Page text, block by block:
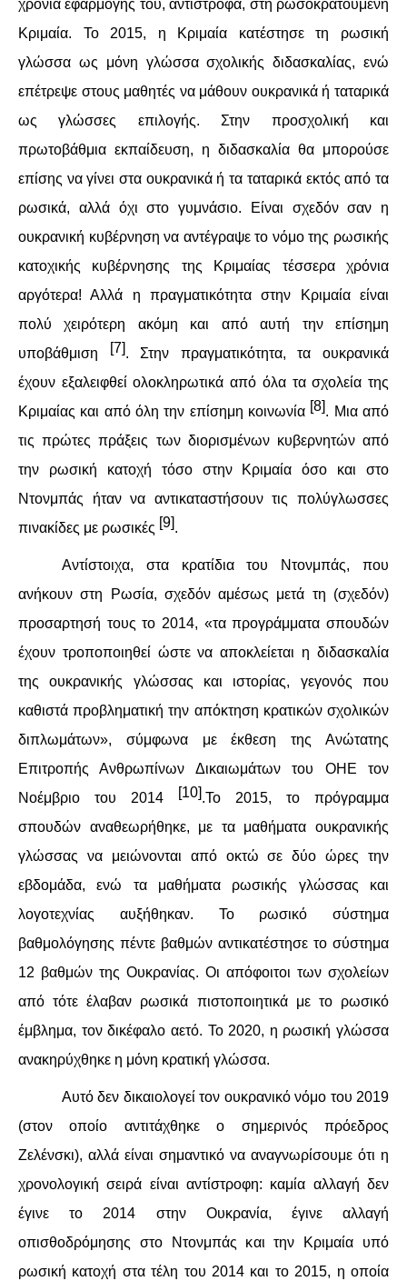
χρόνια εφαρμογής του, αντίστροφα, στη ρωσοκρατούμενη
Κριμαία. Το 2015, η Κριμαία κατέστησε τη ρωσική
γλώσσα ως μόνη γλώσσα σχολικής διδασκαλίας, ενώ
επέτρεψε στους μαθητές να μάθουν ουκρανικά ή ταταρικά
ως γλώσσες επιλογής. Στην προσχολική και
πρωτοβάθμια εκπαίδευση, η διδασκαλία θα μπορούσε
επίσης να γίνει στα ουκρανικά ή τα ταταρικά εκτός από τα
ρωσικά, αλλά όχι στο γυμνάσιο. Είναι σχεδόν σαν η
ουκρανική κυβέρνηση να αντέγραψε το νόμο της ρωσικής
κατοχικής κυβέρνησης της Κριμαίας τέσσερα χρόνια
αργότερα! Αλλά η πραγματικότητα στην Κριμαία είναι
πολύ χειρότερη ακόμη και από αυτή την επίσημη
υποβάθμιση
[7]. Στην πραγματικότητα, τα ουκρανικά
έχουν εξαλειφθεί ολοκληρωτικά από όλα τα σχολεία της
Κριμαίας και από όλη την επίσημη κοινωνία [8]. Μια από
τις πρώτες πράξεις των διορισμένων κυβερνητών από
την ρωσική κατοχή τόσο στην Κριμαία όσο και στο
Ντονμπάς ήταν να αντικαταστήσουν τις πολύγλωσσες
πινακίδες με ρωσικές [9].
Αντίστοιχα, στα κρατίδια του Ντονμπάς, που
ανήκουν στη Ρωσία, σχεδόν αμέσως μετά τη (σχεδόν)
προσαρτησή τους το 2014, «τα προγράμματα σπουδών
έχουν τροποποιηθεί ώστε να αποκλείεται η διδασκαλία
της ουκρανικής γλώσσας και ιστορίας, γεγονός που
καθιστά προβληματική την απόκτηση κρατικών σχολικών
διπλωμάτων», σύμφωνα με έκθεση της Ανώτατης
Επιτροπής Ανθρωπίνων Δικαιωμάτων του ΟΗΕ τον
Νοέμβριο του 2014
[10].Το 2015, το πρόγραμμα
σπουδών αναθεωρήθηκε, με τα μαθήματα ουκρανικής
γλώσσας να μειώνονται από οκτώ σε δύο ώρες την
εβδομάδα, ενώ τα μαθήματα ρωσικής γλώσσας και
λογοτεχνίας αυξήθηκαν. Το ρωσικό σύστημα
βαθμολόγησης πέντε βαθμών αντικατέστησε το σύστημα
12 βαθμών της Ουκρανίας. Οι απόφοιτοι των σχολείων
από τότε έλαβαν ρωσικά πιστοποιητικά με το ρωσικό
έμβλημα, τον δικέφαλο αετό. Το 2020, η ρωσική γλώσσα
ανακηρύχθηκε η μόνη κρατική γλώσσα.
Αυτό δεν δικαιολογεί τον ουκρανικό νόμο του 2019
(στον οποίο αντιτάχθηκε ο σημερινός πρόεδρος
Ζελένσκι), αλλά είναι σημαντικό να αναγνωρίσουμε ότι η
χρονολογική σειρά είναι αντίστροφη: καμία αλλαγή δεν
έγινε το 2014 στην Ουκρανία, έγινε αλλαγή
οπισθοδρόμησης στο Ντονμπάς και την Κριμαία υπό
ρωσική κατοχή στα τέλη του 2014 και το 2015, η οποία